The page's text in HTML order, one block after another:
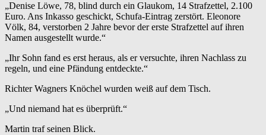
„Denise Löwe, 78, blind durch ein Glaukom, 14 Strafzettel, 2.100
Euro. Ans Inkasso geschickt, Schufa-Eintrag zerstört. Eleonore
Völk, 84, verstorben 2 Jahre bevor der erste Strafzettel auf ihren
Namen ausgestellt wurde.“
„Ihr Sohn fand es erst heraus, als er versuchte, ihren Nachlass zu
regeln, und eine Pfändung entdeckte.“
Richter Wagners Knöchel wurden weiß auf dem Tisch.
„Und niemand hat es überprüft.“
Martin traf seinen Blick.